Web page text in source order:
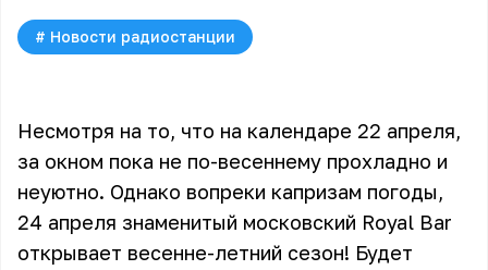
# Новости радиостанции
Несмотря на то, что на календаре 22 апреля,
за окном пока не по-весеннему прохладно и
неуютно. Однако вопреки капризам погоды,
24 апреля знаменитый московский Royal Bar
открывает весенне-летний сезон! Будет